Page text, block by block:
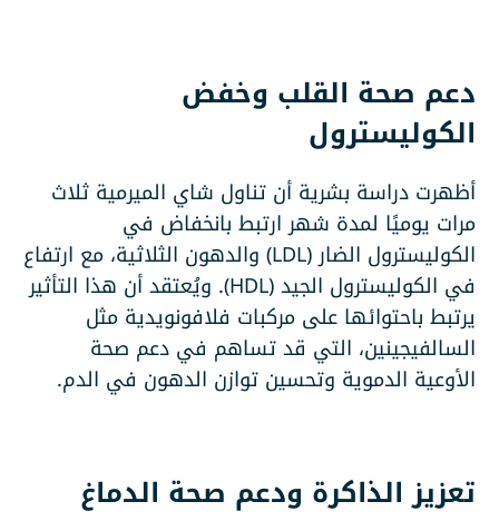
دعم صحة القلب وخفض
الكوليسترول
أظهرت دراسة بشرية أن تناول شاي الميرمية ثلاث
مرات يوميًا لمدة شهر ارتبط بانخفاض في
الكوليسترول الضار (LDL) والدهون الثلاثية، مع ارتفاع
في الكوليسترول الجيد (HDL). ويُعتقد أن هذا التأثير
يرتبط باحتوائها على مركبات فلافونويدية مثل
السالفيجينين، التي قد تساهم في دعم صحة
الأوعية الدموية وتحسين توازن الدهون في الدم.
تعزيز الذاكرة ودعم صحة الدماغ